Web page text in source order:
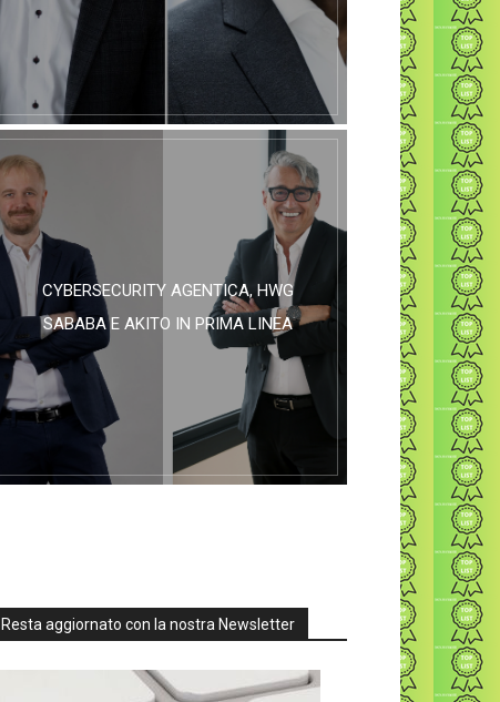
CYBERSECURITY AGENTICA, HWG
SABABA E AKITO IN PRIMA LINEA
Resta aggiornato con la nostra Newsletter